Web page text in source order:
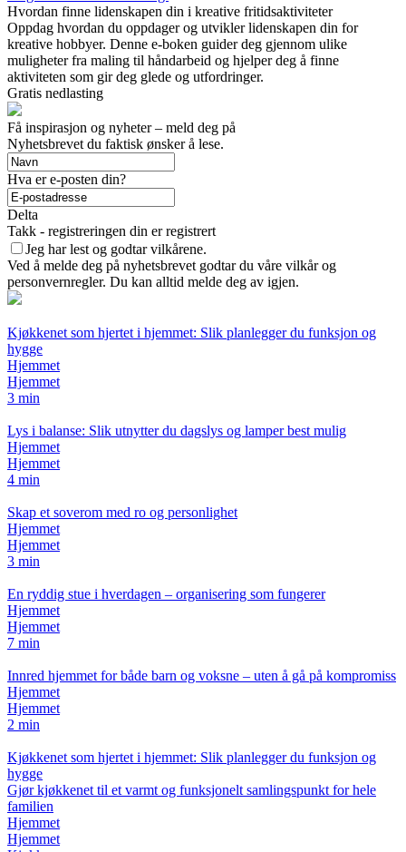
Hvordan finne lidenskapen din i kreative fritidsaktiviteter
Oppdag hvordan du oppdager og utvikler lidenskapen din for
kreative hobbyer. Denne e-boken guider deg gjennom ulike
muligheter fra maling til håndarbeid og hjelper deg å finne
aktiviteten som gir deg glede og utfordringer.
Gratis nedlasting
Få inspirasjon og nyheter – meld deg på
Nyhetsbrevet du faktisk ønsker å lese.
Hva er e-posten din?
Delta
Takk - registreringen din er registrert
Jeg har lest og godtar vilkårene.
Ved å melde deg på nyhetsbrevet godtar du våre vilkår og
personvernregler. Du kan alltid melde deg av igjen.
Kjøkkenet som hjertet i hjemmet: Slik planlegger du funksjon og
hygge
Hjemmet
Hjemmet
3 min
Lys i balanse: Slik utnytter du dagslys og lamper best mulig
Hjemmet
Hjemmet
4 min
Skap et soverom med ro og personlighet
Hjemmet
Hjemmet
3 min
En ryddig stue i hverdagen – organisering som fungerer
Hjemmet
Hjemmet
7 min
Innred hjemmet for både barn og voksne – uten å gå på kompromiss
Hjemmet
Hjemmet
2 min
Kjøkkenet som hjertet i hjemmet: Slik planlegger du funksjon og
hygge
Gjør kjøkkenet til et varmt og funksjonelt samlingspunkt for hele
familien
Hjemmet
Hjemmet